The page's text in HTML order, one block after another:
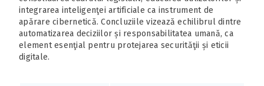
integrarea inteligenţei artificiale ca instrument de
apărare cibernetică. Concluziile vizează echilibrul dintre
automatizarea deciziilor și responsabilitatea umană, ca
element esenţial pentru protejarea securităţii și eticii
digitale.